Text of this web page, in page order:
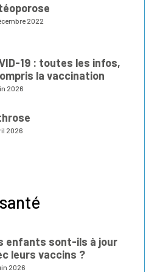
2022
19 : toutes les infos,
la vaccination
2026
2026
santé
enfants sont-ils à jour
leurs vaccins ?
2026